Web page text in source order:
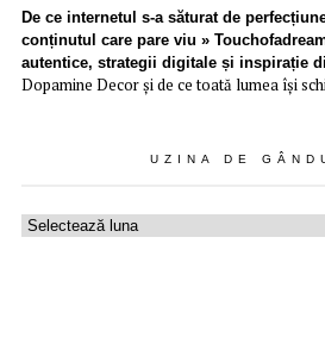
De ce internetul s-a săturat de
conținutul care pare viu »
autentice, strategii digitale și inspirație
Dopamine Decor și de ce toată lumea își
UZINA DE
Uzina